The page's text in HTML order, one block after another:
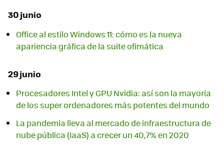
30 junio
Office al estilo Windows 11: cómo es la nueva
apariencia gráfica de la suite ofimática
29 junio
Procesadores Intel y GPU Nvidia: así son la mayoría
de los super ordenadores más potentes del mundo
La pandemia lleva al mercado de infraestructura de
nube pública (IaaS) a crecer un 40,7% en 2020